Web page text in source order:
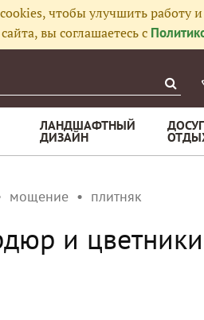
чтобы улучшить работу
вы соглашаетесь с
ЛАНДШАФТНЫЙ
ДИЗАЙН
мощение плитняк
и